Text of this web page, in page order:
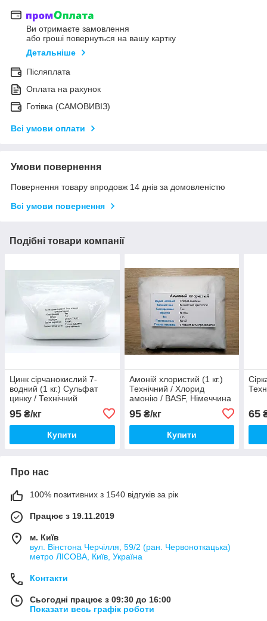
Ви отримаєте замовлення
або гроші повернуться на вашу картку
Детальніше
Післяплата
Оплата на рахунок
Готівка (САМОВИВІЗ)
Всі умови оплати
Умови повернення
Повернення товару впродовж 14 днів за домовленістю
Всі умови повернення
Подібні товари компанії
Цинк сірчанокислий 7-
водний (1 кг.) Сульфат
цинку / Технічний
95 ₴/кг
Купити
Амоній хлористий (1 кг.)
Технічний / Хлорид
амонію / BASF, Німеччина
95₴/кг
Купити
65
Про нас
100% позитивних з 1540 відгуків за рік
Працює з 19.11.2019
м. Київ
вул. Вінстона Черчілля, 59/2 (ран. Червоноткацька)
метро ЛІСОВА, Київ, Україна
Контакти
Сьогодні працює з 09:30 до 16:00
Показати весь графік роботи